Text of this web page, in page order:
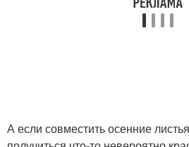
А если совместить осенние